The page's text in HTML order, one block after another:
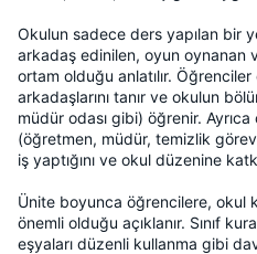
Okulun sadece ders yapılan bir
arkadaş edinilen, oyun oynanan
ortam olduğu anlatılır. Öğrenciler
arkadaşlarını tanır ve okulun
müdür odası gibi) öğrenir.
(öğretmen, müdür, temizlik
iş yaptığını ve okul düzenine
Ünite boyunca öğrencilere, okul
önemli olduğu açıklanır. Sınıf
eşyaları düzenli kullanma gibi